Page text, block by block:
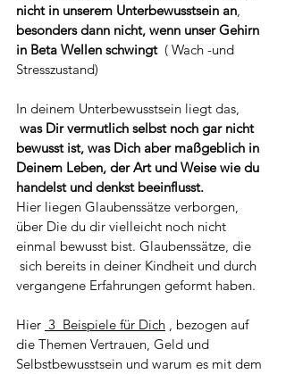
nicht in unserem Unterbewusstsein an,
besonders dann nicht, wenn unser Gehirn
in Beta Wellen schwingt ( Wach -und
Stresszustand)
In deinem Unterbewusstsein liegt das,
was Dir vermutlich selbst noch gar nicht
bewusst ist, was Dich aber maßgeblich in
Deinem Leben, der Art und Weise wie du
handelst und denkst beeinflusst.
Hier liegen Glaubenssätze verborgen,
über Die du dir vielleicht noch nicht
einmal bewusst bist. Glaubenssätze, die
sich bereits in deiner Kindheit und durch
vergangene Erfahrungen geformt haben.
Hier 3  Beispiele für Dich , bezogen auf
die Themen Vertrauen, Geld und
Selbstbewusstsein und warum es mit dem